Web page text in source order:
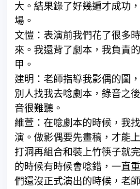
大。結果錄了好幾遍才成功
場。
文愷：表演前我們花了很多
來。我還背了劇本，我負責
甲。
建明：老師指導我影偶的圖
別人找我去唸劇本，錄音之
音很難聽。
維萱：在唸劇本的時候，我
演。做影偶要先畫稿，才能
打洞再組合和裝上竹筷子就
的時候有時候會唸錯，一直
們還沒正式演出的時候，老